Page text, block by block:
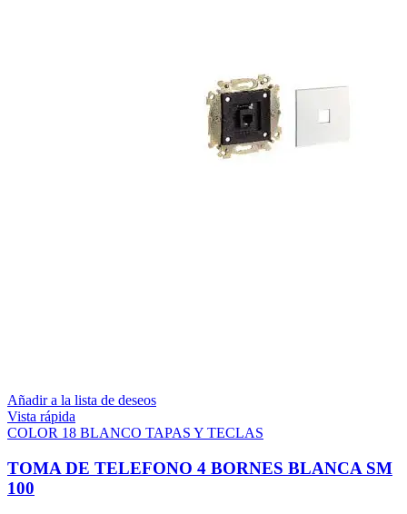
Añadir a la lista de deseos
Vista rápida
COLOR 18 BLANCO TAPAS Y TECLAS
TOMA DE TELEFONO 4 BORNES BLANCA SM
100